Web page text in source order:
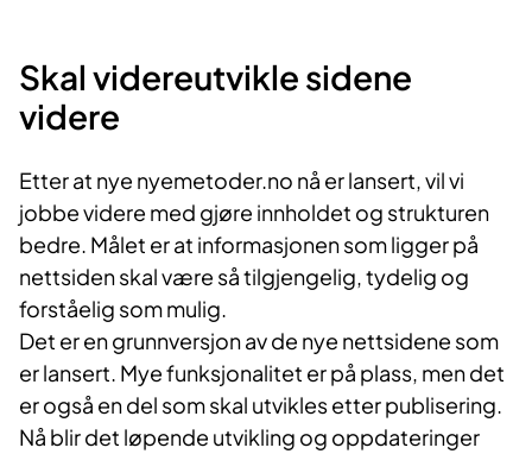
Skal videreutvikle sidene
videre
Etter at nye nyemetoder.no nå er lansert, vil vi
jobbe videre med gjøre innholdet og strukturen
bedre. Målet er at informasjonen som ligger på
nettsiden skal være så tilgjengelig, tydelig og
forståelig som mulig.
Det er en grunnversjon av de nye nettsidene som
er lansert. Mye funksjonalitet er på plass, men det
er også en del som skal utvikles etter publisering.
Nå blir det løpende utvikling og oppdateringer